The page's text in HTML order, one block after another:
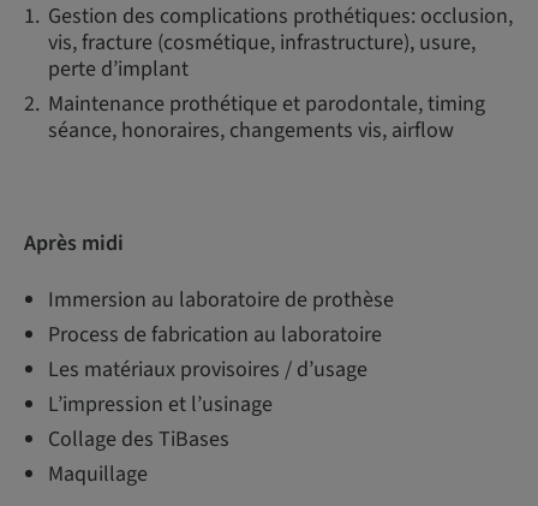
Gestion des complications prothétiques: occlusion,
vis, fracture (cosmétique, infrastructure), usure,
perte d’implant
Maintenance prothétique et parodontale, timing
séance, honoraires, changements vis, airflow
Après midi
Immersion au laboratoire de prothèse
Process de fabrication au laboratoire
Les matériaux provisoires / d’usage
L’impression et l’usinage
Collage des TiBases
Maquillage